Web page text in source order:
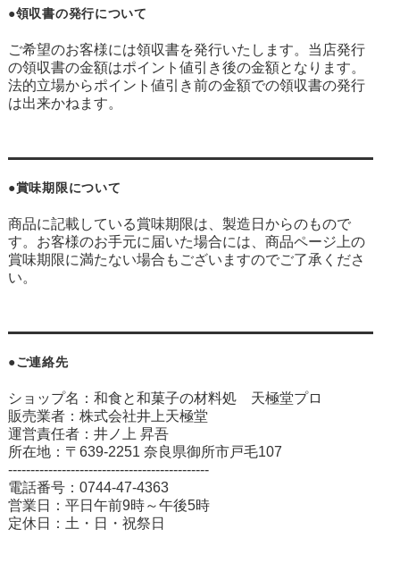
●領収書の発行について
ご希望のお客様には領収書を発行いたします。当店発行
の領収書の金額はポイント値引き後の金額となります。
法的立場からポイント値引き前の金額での領収書の発行
は出来かねます。
●賞味期限について
商品に記載している賞味期限は、製造日からのもので
す。お客様のお手元に届いた場合には、商品ページ上の
賞味期限に満たない場合もございますのでご了承くださ
い。
●ご連絡先
ショップ名：和食と和菓子の材料処 天極堂プロ
販売業者：株式会社井上天極堂
運営責任者：井ノ上 昇吾
所在地：〒639-2251 奈良県御所市戸毛107
---------------------------------------------
電話番号：0744-47-4363
営業日：平日午前9時～午後5時
定休日：土・日・祝祭日